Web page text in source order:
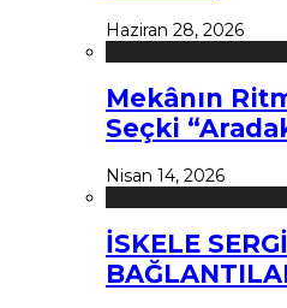
Haziran 28, 2026
Mekânın
Seçki
Nisan 14, 2026
İSKELE